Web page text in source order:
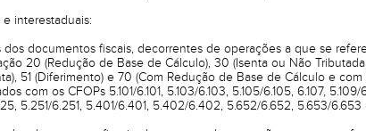
interestaduais:
dos documentos fiscais, decorrentes de operações a que se
20 (Redução de Base de Cálculo), 30 (Isenta ou Não
51 (Diferimento) e 70 (Com Redução de Base de Cálculo e
com os CFOPs 5.101/6.101, 5.103/6.103, 5.105/6.105, 6.107, 5.109/
5.251/6.251, 5.401/6.401, 5.402/6.402, 5.652/6.652, 5.653/6.653